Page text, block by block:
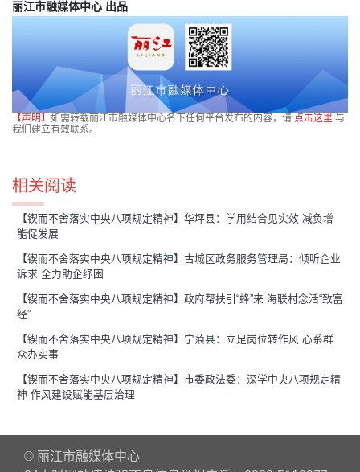
丽江市融媒体中心 出品
【声明】 如需转载丽江市融媒体中心名下任何平台发布的内容，请 点击这里 与
我们建立有效联系。
相关阅读
【锲而不舍落实中央八项规定精神】华坪县：学用结合见实效 减负增
能促发展
【锲而不舍落实中央八项规定精神】古城区政务服务管理局：倾听企业
诉求 全力助企纾困
【锲而不舍落实中央八项规定精神】政府帮扶引“蜂”来 海联村念活“致富
经”
【锲而不舍落实中央八项规定精神】宁蒗县：立足岗位转作风 心系群
众办实事
【锲而不舍落实中央八项规定精神】市委政法委：深学中央八项规定精
神 作风建设赋能基层治理
© 丽江市融媒体中心